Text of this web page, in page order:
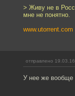
> Живу не в
мне не понятно.
www.utorrent.com
отправлено
У нее же вообще